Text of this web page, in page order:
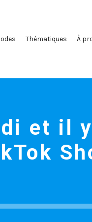
Thématiques À
et il